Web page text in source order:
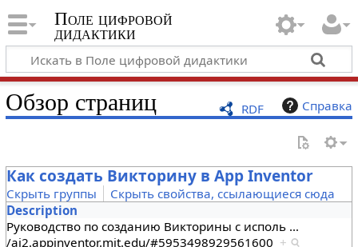
Поле цифровой
дидактики
RDF Справка
Обзор страниц
Как создать Викторину в App Inventor
Скрыть группы
Скрыть свойства, ссылающиеся сюда
Description
Руководство по созданию Викторины с исполь…
/ai2.appinventor.mit.edu/#5953498929561600 +